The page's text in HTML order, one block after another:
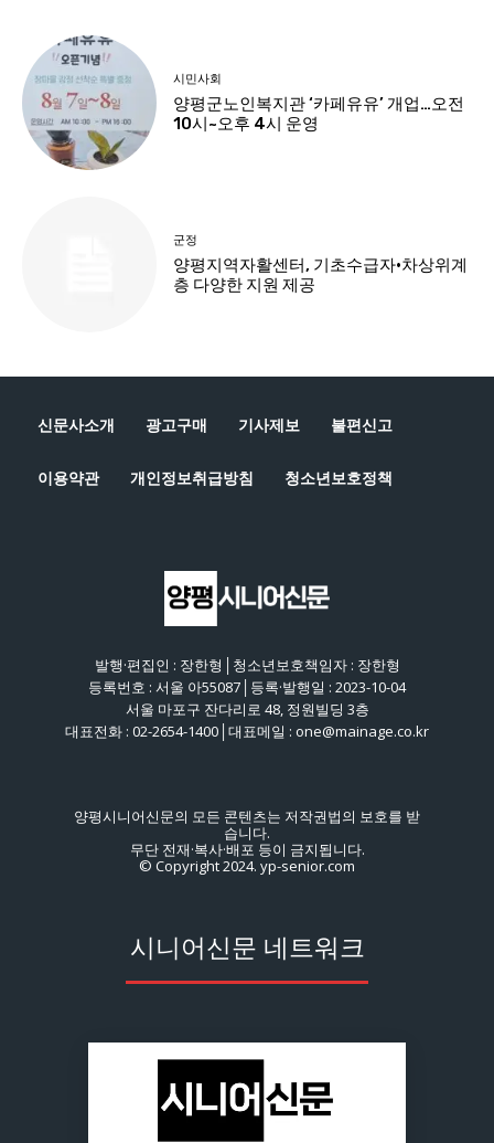
신문사소개 광고구매 기사제보 불편신고
이용약관 개인정보취급방침 청소년보호정책
발행·편집인 : 장한형│청소년보호책임자 : 장한형
등록번호 : 서울 아55087│등록·발행일 : 2023-10-04
서울 마포구 잔다리로 48, 정원빌딩 3층
대표전화 : 02-2654-1400│대표메일 : one@mainage.co.kr
양평시니어신문의 모든 콘텐츠는 저작권법의 보호를 받
습니다.
무단 전재·복사·배포 등이 금지됩니다.
© Copyright 2024. yp-senior.com
시니어신문 네트워크